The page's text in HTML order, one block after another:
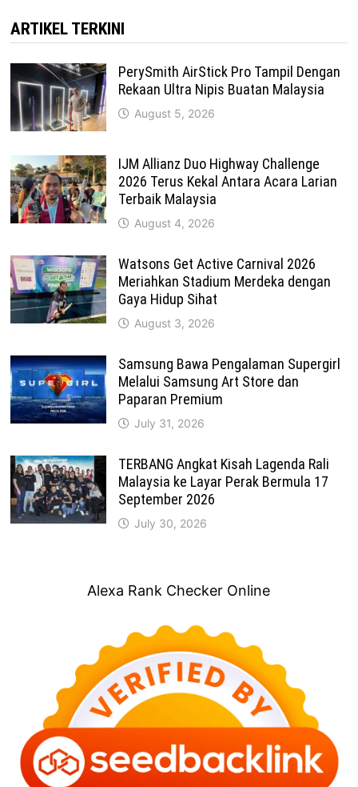
ARTIKEL TERKINI
PerySmith AirStick Pro Tampil Dengan
Rekaan Ultra Nipis Buatan Malaysia
August 5, 2026
IJM Allianz Duo Highway Challenge
2026 Terus Kekal Antara Acara Larian
Terbaik Malaysia
August 4, 2026
Watsons Get Active Carnival 2026
Meriahkan Stadium Merdeka dengan
Gaya Hidup Sihat
August 3, 2026
Samsung Bawa Pengalaman Supergirl
Melalui Samsung Art Store dan
Paparan Premium
July 31, 2026
TERBANG Angkat Kisah Lagenda Rali
Malaysia ke Layar Perak Bermula 17
September 2026
July 30, 2026
Alexa Rank Checker Online